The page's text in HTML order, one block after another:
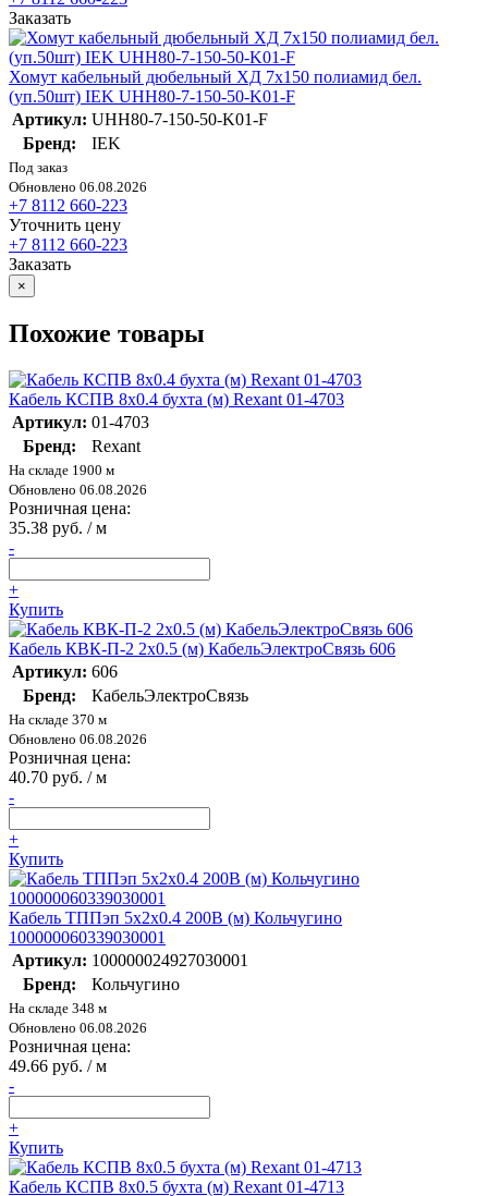
Заказать
Хомут кабельный дюбельный ХД 7х150 полиамид бел.
(уп.50шт) IEK UHH80-7-150-50-K01-F
Артикул: UHH80-7-150-50-K01-F
Бренд:
IEK
Под заказ
Обновлено 06.08.2026
+7 8112 660-223
Уточнить цену
+7 8112 660-223
Заказать
×
Похожие товары
Кабель КСПВ 8х0.4 бухта (м) Rexant 01-4703
Артикул: 01-4703
Бренд:
Rexant
На складе 1900 м
Обновлено 06.08.2026
Розничная цена:
35.38 руб. / м
-
+
Купить
Кабель КВК-П-2 2х0.5 (м) КабельЭлектроСвязь 606
Артикул: 606
Бренд:
КабельЭлектроСвязь
На складе 370 м
Обновлено 06.08.2026
Розничная цена:
40.70 руб. / м
-
+
Купить
Кабель ТППэп 5х2х0.4 200В (м) Кольчугино
100000060339030001
Артикул: 100000024927030001
Бренд:
Кольчугино
На складе 348 м
Обновлено 06.08.2026
Розничная цена:
49.66 руб. / м
-
+
Купить
Кабель КСПВ 8х0.5 бухта (м) Rexant 01-4713